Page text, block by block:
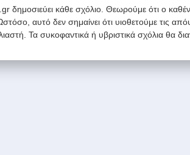
δημοσιεύει κάθε σχόλιο. Θεωρούμε ότι ο
αυτό δεν σημαίνει ότι υιοθετούμε τις
Τα συκοφαντικά ή υβριστικά σχόλια θα